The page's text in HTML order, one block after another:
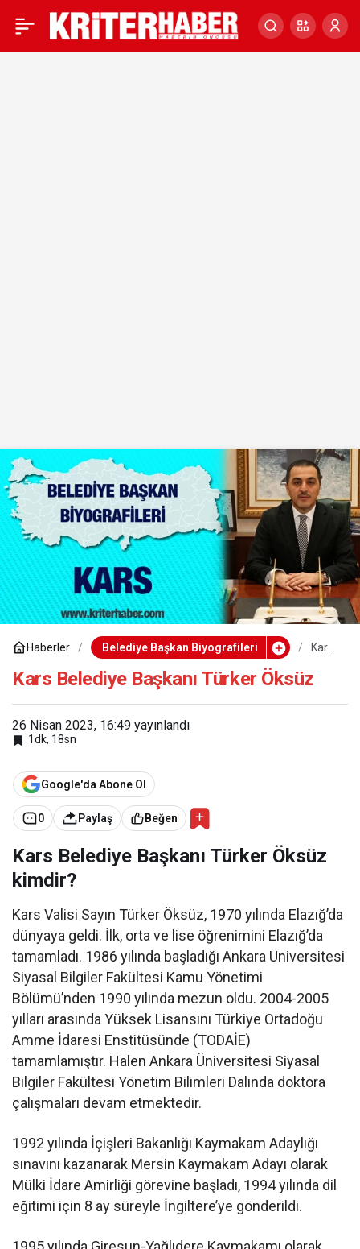
Haberler Belediye Başkan Biyografileri
Kars
iye
Başk
Kars Belediye Başkanı Türker Öksüz
26 Nisan 2023, 16:49 yayınlandı
1dk, 18sn
Google'da Abone Ol
0 Paylaş Beğen
Kars Belediye Başkanı Türker Öksüz
kimdir?
Kars Valisi Sayın Türker Öksüz, 1970 yılında Elazığ’da
dünyaya geldi. İlk, orta ve lise öğrenimini Elazığ’da
tamamladı. 1986 yılında başladığı Ankara Üniversitesi
Siyasal Bilgiler Fakültesi Kamu Yönetimi
Bölümü’nden 1990 yılında mezun oldu. 2004-2005
yılları arasında Yüksek Lisansını Türkiye Ortadoğu
Amme İdaresi Enstitüsünde (TODAİE)
tamamlamıştır. Halen Ankara Üniversitesi Siyasal
Bilgiler Fakültesi Yönetim Bilimleri Dalında doktora
çalışmaları devam etmektedir.
1992 yılında İçişleri Bakanlığı Kaymakam Adaylığı
sınavını kazanarak Mersin Kaymakam Adayı olarak
Mülki İdare Amirliği görevine başladı, 1994 yılında dil
eğitimi için 8 ay süreyle İngiltere’ye gönderildi.
Kars Belediye Başkanı 0